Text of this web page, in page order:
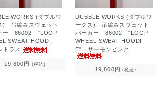
WORKS (ダブルワ
) 吊編みスウェット
ー 86002 "LOOP
SWEAT HOODI
ラス
19,800円 (税込)
DUBBLE WORKS (ダブルワ
ークス) 吊編みスウェット
パーカー 86002 "LOOP
WHEEL SWEAT HOODI
E" サーモンピンク
19,800円 (税込)